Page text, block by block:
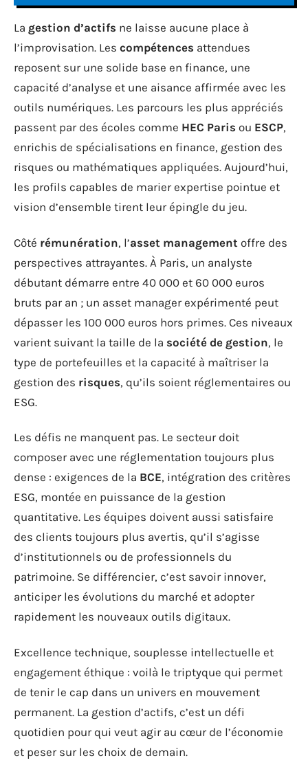
La gestion d’actifs ne laisse aucune place à
l’improvisation. Les compétences attendues
reposent sur une solide base en finance, une
capacité d’analyse et une aisance affirmée avec les
outils numériques. Les parcours les plus appréciés
passent par des écoles comme HEC Paris ou ESCP,
enrichis de spécialisations en finance, gestion des
risques ou mathématiques appliquées. Aujourd’hui,
les profils capables de marier expertise pointue et
vision d’ensemble tirent leur épingle du jeu.
Côté rémunération, l’asset management offre des
perspectives attrayantes. À Paris, un analyste
débutant démarre entre 40 000 et 60 000 euros
bruts par an ; un asset manager expérimenté peut
dépasser les 100 000 euros hors primes. Ces niveaux
varient suivant la taille de la société de gestion, le
type de portefeuilles et la capacité à maîtriser la
gestion des risques, qu’ils soient réglementaires ou
ESG.
Les défis ne manquent pas. Le secteur doit
composer avec une réglementation toujours plus
dense : exigences de la BCE, intégration des critères
ESG, montée en puissance de la gestion
quantitative. Les équipes doivent aussi satisfaire
des clients toujours plus avertis, qu’il s’agisse
d’institutionnels ou de professionnels du
patrimoine. Se différencier, c’est savoir innover,
anticiper les évolutions du marché et adopter
rapidement les nouveaux outils digitaux.
Excellence technique, souplesse intellectuelle et
engagement éthique : voilà le triptyque qui permet
de tenir le cap dans un univers en mouvement
permanent. La gestion d’actifs, c’est un défi
quotidien pour qui veut agir au cœur de l’économie
et peser sur les choix de demain.